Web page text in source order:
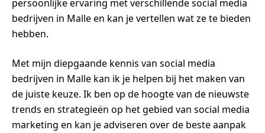
persoonlijke ervaring met verschillende social media
bedrijven in Malle en kan je vertellen wat ze te bieden
hebben.
Met mijn diepgaande kennis van social media
bedrijven in Malle kan ik je helpen bij het maken van
de juiste keuze. Ik ben op de hoogte van de nieuwste
trends en strategieën op het gebied van social media
marketing en kan je adviseren over de beste aanpak